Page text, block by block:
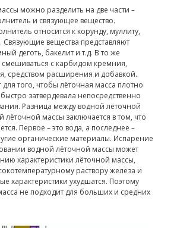
можно разделить на две части –
и связующее вещество.
относится к корунду, муллиту,
Связующие вещества представляют
деготь, бакелит и т.д. В то же
смешиваться с карбидом кремния,
средством расширения и добавкой.
того, чтобы лёточная масса плотно
затвердевала непосредственно
Разница между водной лёточной
лёточной массы заключается в том, что
Первое – это вода, а последнее –
органические материалы. Испарение
водной лёточной массы может
характеристики лёточной массы,
раствору железа и
характеристики ухудшатся. Поэтому
не подходит для больших и средних